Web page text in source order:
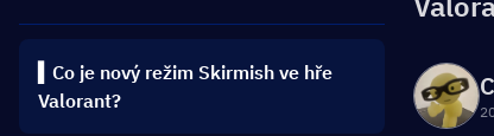
▍Co je nový režim Skirmish ve hře
Valorant?